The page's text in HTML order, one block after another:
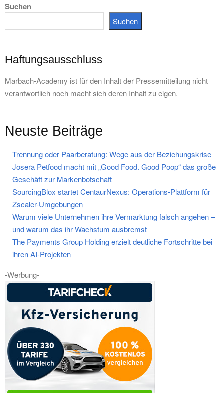
Beiträge
Suchen
Suchen
Haftungsausschluss
Marbach-Academy ist für den Inhalt der Pressemitteilung nicht
verantwortlich noch macht sich deren Inhalt zu eigen.
Neuste Beiträge
Trennung oder Paarberatung: Wege aus der Beziehungskrise
Josera Petfood macht mit „Good Food. Good Poop“ das große
Geschäft zur Markenbotschaft
SourcingBlox startet CentaurNexus: Operations-Plattform für
Zscaler-Umgebungen
Warum viele Unternehmen ihre Vermarktung falsch angehen –
und warum das ihr Wachstum ausbremst
The Payments Group Holding erzielt deutliche Fortschritte bei
ihren AI-Projekten
-Werbung-